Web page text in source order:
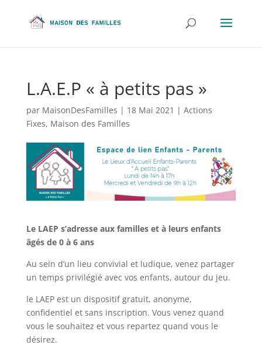
L.A.E.P « à petits pas »
par MaisonDesFamilles | 18 Mai 2021 | Actions
Fixes, Maison des Familles
Le LAEP s’adresse aux familles et à leurs enfants
âgés de 0 à 6 ans
Au sein d’un lieu convivial et ludique, venez partager
un temps privilégié avec vos enfants, autour du jeu.
le LAEP est un dispositif gratuit, anonyme,
confidentiel et sans inscription. Vous venez quand
vous le souhaitez et vous repartez quand vous le
désirez.